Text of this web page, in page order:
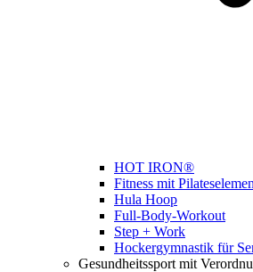
HOT IRON®
Fitness mit
Hula Hoop
Full-Body-Workout
Step + Work
Hockergymnastik für
Gesundheitssport mit